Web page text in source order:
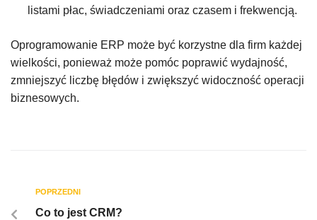
listami płac, świadczeniami oraz czasem i frekwencją.
Oprogramowanie ERP może być korzystne dla firm każdej
wielkości, ponieważ może pomóc poprawić wydajność,
zmniejszyć liczbę błędów i zwiększyć widoczność operacji
biznesowych.
POPRZEDNI
Co to jest CRM?